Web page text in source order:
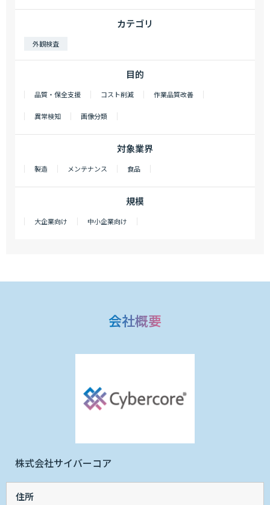
カテゴリ
外観検査
目的
品質・保全支援 コスト削減 作業品質改善
異常検知 画像分類
対象業界
製造 メンテナンス 食品
規模
大企業向け 中小企業向け
会社概要
株式会社サイバーコア
住所